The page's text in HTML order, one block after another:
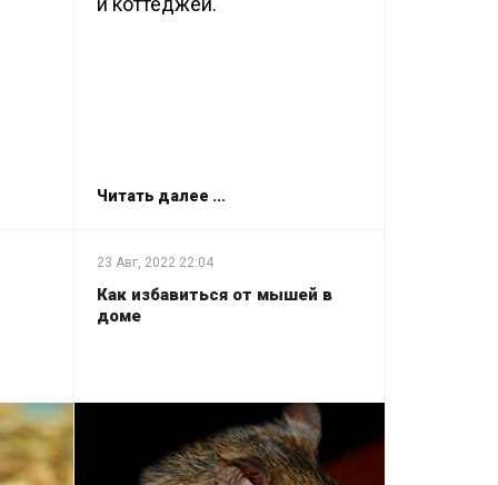
Читать далее ...
23 Авг, 2022 22:04
Как избавиться от мышей в
доме